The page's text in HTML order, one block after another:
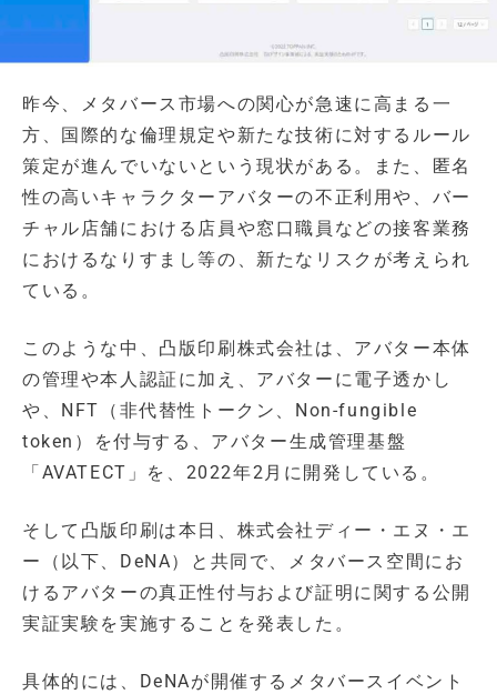
昨今、メタバース市場への関心が急速に高まる一
方、国際的な倫理規定や新たな技術に対するルール
策定が進んでいないという現状がある。また、匿名
性の高いキャラクターアバターの不正利用や、バー
チャル店舗における店員や窓口職員などの接客業務
におけるなりすまし等の、新たなリスクが考えられ
ている。
このような中、凸版印刷株式会社は、アバター本体
の管理や本人認証に加え、アバターに電子透かし
や、NFT（非代替性トークン、Non-fungible
token）を付与する、アバター生成管理基盤
「AVATECT」を、2022年2月に開発している。
そして凸版印刷は本日、株式会社ディー・エヌ・エ
ー（以下、DeNA）と共同で、メタバース空間にお
けるアバターの真正性付与および証明に関する公開
実証実験を実施することを発表した。
具体的には、DeNAが開催するメタバースイベント